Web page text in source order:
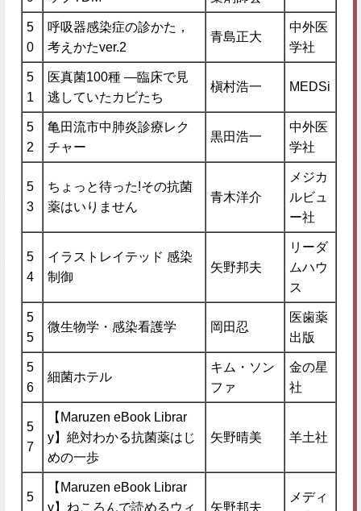
5
0
呼吸器感染症の診かた，
考えかたver.2
青島正大
中外医
学社
5
1
医真菌100種 ―臨床で見
逃していたカビたち
槇村浩一 MEDSi
5
2
亀田流市中肺炎診療レク
チャー
黒田浩一
中外医
学社
5
3
ちょっと待った!その抗菌
薬はいりません
青木洋介
メジカ
ルビュ
ー社
5
4
イラストレイテッド 感染
制御
矢野邦夫
リーダ
ムハウ
ス
5
5
微生物学・感染看護学 岡田忍
医歯薬
出版
5
6
細菌ホテル
キム・ソン
ファ
金の星
社
5
7
【Maruzen eBook Librar
y】絶対わかる抗菌薬はじ
めの一歩
矢野晴美 羊土社
5
【Maruzen eBook Librar
y】ねころんで読めるウィ
矢野邦夫
メディ